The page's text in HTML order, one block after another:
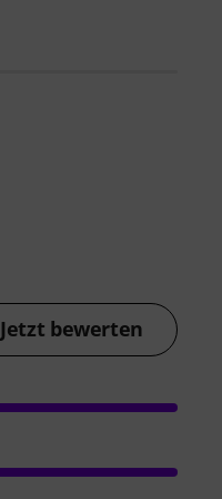
Jetzt bewerten